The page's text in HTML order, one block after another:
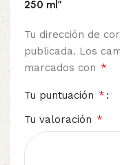
250 ml”
Tu dirección de
publicada. Los
marcados con *
Tu puntuación *
Tu valoración *